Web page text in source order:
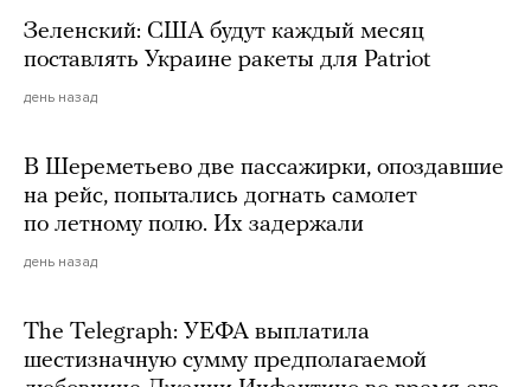
Зеленский: США будут каждый месяц
поставлять Украине ракеты для Patriot
день назад
В Шереметьево две пассажирки, опоздавшие
на рейс, попытались догнать самолет
по летному полю. Их задержали
день назад
The Telegraph: УЕФА выплатила
шестизначную сумму предполагаемой